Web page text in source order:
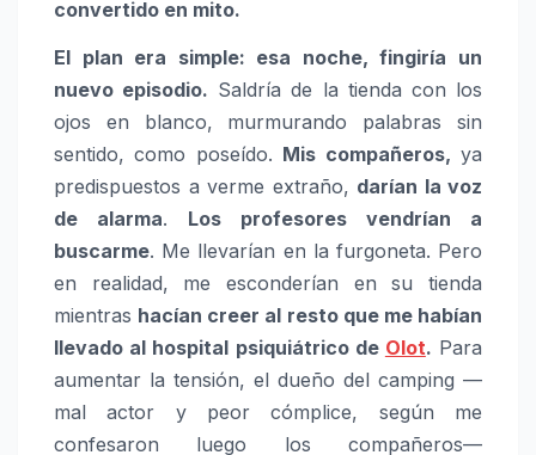
convertido en mito.
El plan era simple: esa noche, fingiría un
nuevo episodio. Saldría de la tienda con los
ojos en blanco, murmurando palabras sin
sentido, como poseído. Mis compañeros, ya
predispuestos a verme extraño, darían la voz
de alarma. Los profesores vendrían a
buscarme. Me llevarían en la furgoneta. Pero
en realidad, me esconderían en su tienda
mientras hacían creer al resto que me habían
llevado al hospital psiquiátrico de Olot. Para
aumentar la tensión, el dueño del camping —
mal actor y peor cómplice, según me
confesaron luego los compañeros—